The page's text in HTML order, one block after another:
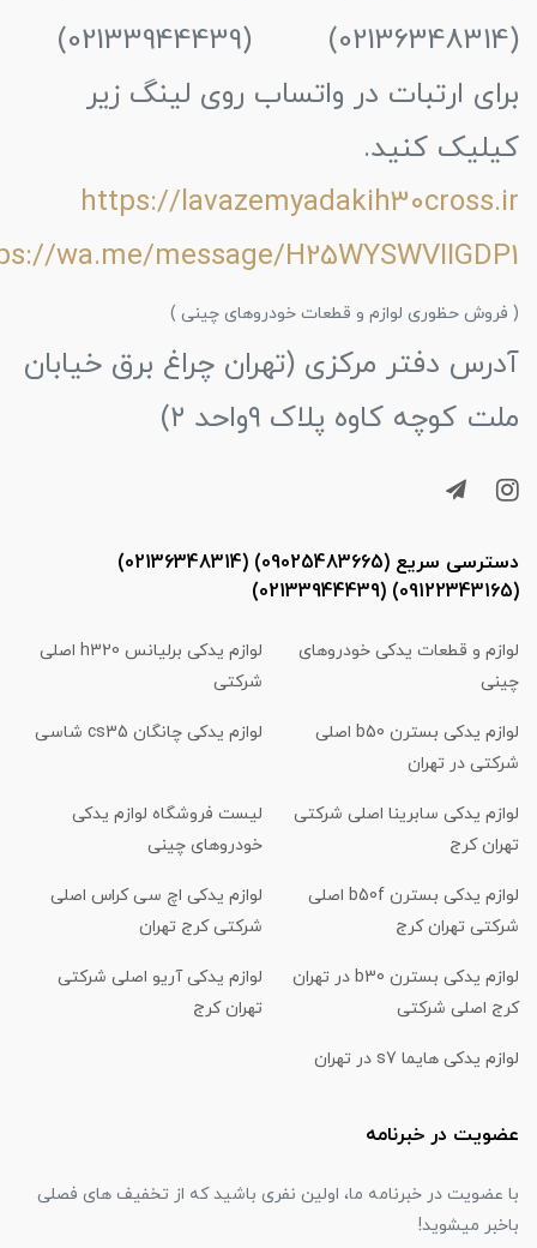
(02136348314) (02133944439)
برای ارتبات در واتساب روی لینگ زیر
کیلیک کنید.
https://lavazemyadakih30cross.ir
wa.me/message/H25WYSWVIIGDP1
( فروش حظوری لوازم و قطعات خودروهای چینی )
آدرس دفتر مرکزی (تهران چراغ برق خیابان
ملت کوچه کاوه پلاک ۹واحد ۲)
دسترسی سریع (09025483665) (02136348314)
(09122343165) (02133944439)
لوازم و قطعات یدکی خودروهای
چینی
لوازم یدکی برلیانس h320 اصلی
شرکتی
لوازم یدکی بسترن b50 اصلی
شرکتی در تهران
لوازم یدکی چانگان cs35 شاسی
لوازم یدکی سابرینا اصلی شرکتی
تهران کرج
لیست فروشگاه لوازم یدکی
خودروهای چینی
لوازم یدکی بسترن b50f اصلی
شرکتی تهران کرج
لوازم یدکی اچ سی کراس اصلی
شرکتی کرج تهران
لوازم یدکی بسترن b30 در تهران
کرج اصلی شرکتی
لوازم یدکی آریو اصلی شرکتی
تهران کرج
لوازم یدکی هایما s7 در تهران
عضویت در خبرنامه
با عضویت در خبرنامه ما، اولین نفری باشید که از تخفیف های فصلی
باخبر میشوید!